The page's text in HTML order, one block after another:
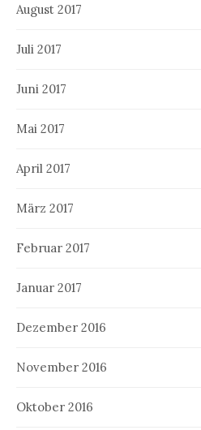
August 2017
Juli 2017
Juni 2017
Mai 2017
April 2017
März 2017
Februar 2017
Januar 2017
Dezember 2016
November 2016
Oktober 2016